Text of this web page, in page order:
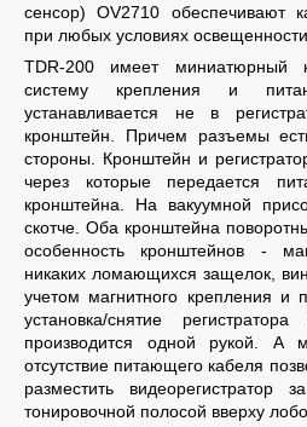
сенсор) OV2710 обеспечивают
при любых условиях освещенности.
TDR-200 имеет миниатюрный
систему крепления и
устанавливается не в
кронштейн. Причем разъемы
стороны. Кронштейн и
через которые передается
кронштейна. На вакуумной
скотче. Оба кронштейна
особенность кронштейнов -
никаких ломающихся защелок,
учетом магнитного крепления и
установка/снятие
производится одной рукой. А
отсутствие питающего кабеля
разместить
тонировочной полосой вверху